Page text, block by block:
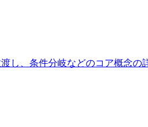
、条件分岐などのコア概念の